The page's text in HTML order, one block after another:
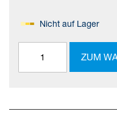
Nicht auf Lager
ZUM